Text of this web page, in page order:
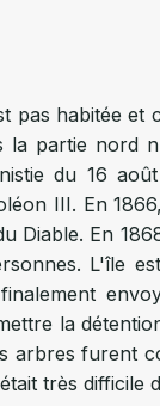
pas habitée
partie nord
du 16
III. En
Diable. En
L'île
la
arbres
très difficile
pour
en
cinq mètres
une nouvelle
tenaient les
et un canon-
est classée
est établi
de sept
sans
mort le